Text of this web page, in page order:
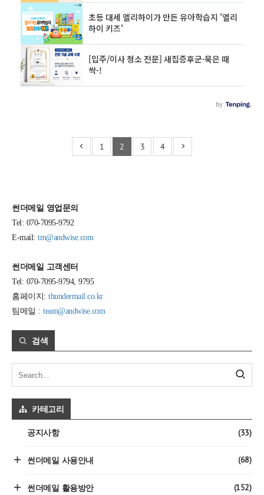
1 2 3 4
썬더메일 영업문의
Tel: 070-7095-9792
E-mail: tm@andwise.com
썬더메일 고객센터
Tel: 070-7095-9794, 9795
홈페이지: thundermail.co.kr
팀메일 : team@andwise.com
검색
카테고리
공지사항 (33)
썬더메일 사용안내 (68)
썬더메일 활용방안 (152)